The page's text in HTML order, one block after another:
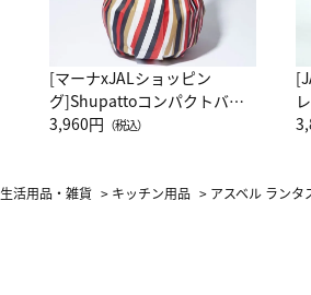
[マーナxJALショッピン
グ]Shupattoコンパクトバッ
グ Drop JAL客室乗務員
3,960円 （税込）
生活用品・雑貨 > キッチン用品 > アスベル ランタ